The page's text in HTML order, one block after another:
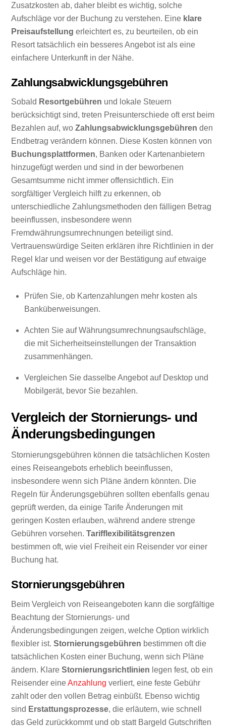
Zusatzkosten ab, daher bleibt es wichtig, solche
Aufschläge vor der Buchung zu verstehen. Eine klare
Preisaufstellung erleichtert es, zu beurteilen, ob ein
Resort tatsächlich ein besseres Angebot ist als eine
einfachere Unterkunft in der Nähe.
Zahlungsabwicklungsgebühren
Sobald Resortgebühren und lokale Steuern
berücksichtigt sind, treten Preisunterschiede oft erst beim
Bezahlen auf, woZahlungsabwicklungsgebühren den
Endbetrag verändern können. Diese Kosten können von
Buchungsplattformen, Banken oder Kartenanbietern
hinzugefügt werden und sind in der beworbenen
Gesamtsumme nicht immer offensichtlich. Ein
sorgfältiger Vergleich hilft zu erkennen, ob
unterschiedliche Zahlungsmethoden den fälligen Betrag
beeinflussen, insbesondere wenn
Fremdwährungsumrechnungen beteiligt sind.
Vertrauenswürdige Seiten erklären ihre Richtlinien in der
Regel klar und weisen vor der Bestätigung auf etwaige
Aufschläge hin.
Prüfen Sie, ob Kartenzahlungen mehr kosten als
Banküberweisungen.
Achten Sie auf Währungsumrechnungsaufschläge,
die mit Sicherheitseinstellungen der Transaktion
zusammenhängen.
Vergleichen Sie dasselbe Angebot auf Desktop und
Mobilgerät, bevor Sie bezahlen.
Vergleich der Stornierungs- und
Änderungsbedingungen
Stornierungsgebühren können die tatsächlichen Kosten
eines Reiseangebots erheblich beeinflussen,
insbesondere wenn sich Pläne ändern könnten. Die
Regeln für Änderungsgebühren sollten ebenfalls genau
geprüft werden, da einige Tarife Änderungen mit
geringen Kosten erlauben, während andere strenge
Gebühren vorsehen.Tarifflexibilitätsgrenzen
bestimmen oft, wie viel Freiheit ein Reisender vor einer
Buchung hat.
Stornierungsgebühren
Beim Vergleich von Reiseangeboten kann die sorgfältige
Beachtung der Stornierungs- und
Änderungsbedingungen zeigen, welche Option wirklich
flexibler ist.Stornierungsgebühren bestimmen oft die
tatsächlichen Kosten einer Buchung, wenn sich Pläne
ändern. KlareStornierungsrichtlinien legen fest, ob ein
Reisender eineAnzahlung verliert, eine feste Gebühr
zahlt oder den vollen Betrag einbüßt. Ebenso wichtig
sind Erstattungsprozesse, die erläutern, wie schnell
das Geld zurückkommt und ob statt Bargeld Gutschriften